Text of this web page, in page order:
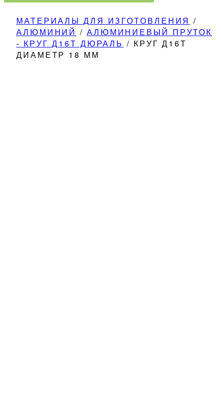
МАТЕРИАЛЫ ДЛЯ ИЗГОТОВЛЕНИЯ /
АЛЮМИНИЙ / АЛЮМИНИЕВЫЙ ПРУТОК
- КРУГ Д16Т ДЮРАЛЬ / КРУГ Д16Т
ДИАМЕТР 18 ММ